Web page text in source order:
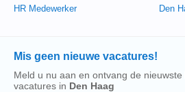
HR Medewerker Den
Mis geen nieuwe vacatures!
Meld u nu aan en ontvang de nieuwste
vacatures in Den Haag